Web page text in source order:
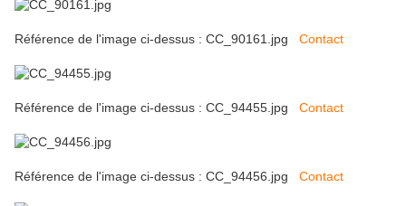
Référence de l'image ci-dessus : CC_90161.jpg Contact
Référence de l'image ci-dessus : CC_94455.jpg Contact
Référence de l'image ci-dessus : CC_94456.jpg Contact